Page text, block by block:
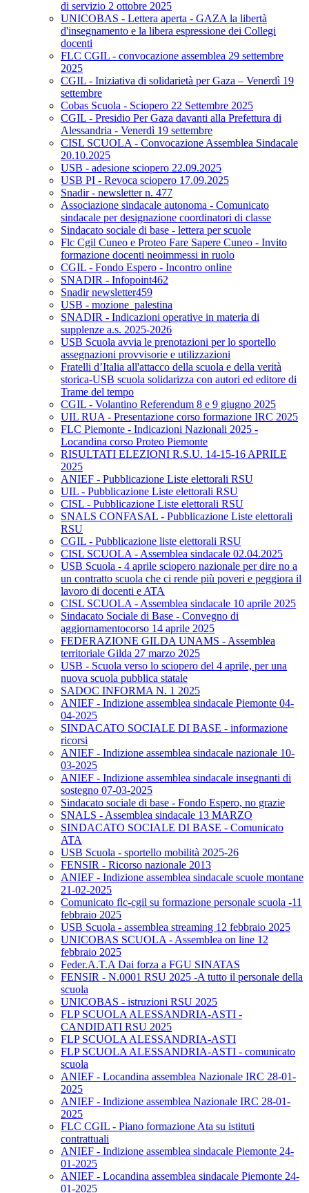
di servizio 2 ottobre 2025
UNICOBAS - Lettera aperta - GAZA la libertà
d'insegnamento e la libera espressione dei Collegi
docenti
FLC CGIL - convocazione assemblea 29 settembre
2025
CGIL - Iniziativa di solidarietà per Gaza – Venerdì 19
settembre
Cobas Scuola - Sciopero 22 Settembre 2025
CGIL - Presidio Per Gaza davanti alla Prefettura di
Alessandria - Venerdì 19 settembre
CISL SCUOLA - Convocazione Assemblea Sindacale
20.10.2025
USB - adesione sciopero 22.09.2025
USB PI - Revoca sciopero 17.09.2025
Snadir - newsletter n. 477
Associazione sindacale autonoma - Comunicato
sindacale per designazione coordinatori di classe
Sindacato sociale di base - lettera per scuole
Flc Cgil Cuneo e Proteo Fare Sapere Cuneo - Invito
formazione docenti neoimmessi in ruolo
CGIL - Fondo Espero - Incontro online
SNADIR - Infopoint462
Snadir newsletter459
USB - mozione_palestina
SNADIR - Indicazioni operative in materia di
supplenze a.s. 2025-2026
USB Scuola avvia le prenotazioni per lo sportello
assegnazioni provvisorie e utilizzazioni
Fratelli d’Italia all'attacco della scuola e della verità
storica-USB scuola solidarizza con autori ed editore di
Trame del tempo
CGIL - Volantino Referendum 8 e 9 giugno 2025
UIL RUA - Presentazione corso formazione IRC 2025
FLC Piemonte - Indicazioni Nazionali 2025 -
Locandina corso Proteo Piemonte
RISULTATI ELEZIONI R.S.U. 14-15-16 APRILE
2025
ANIEF - Pubblicazione Liste elettorali RSU
UIL - Pubblicazione Liste elettorali RSU
CISL - Pubblicazione Liste elettorali RSU
SNALS CONFASAL - Pubblicazione Liste elettorali
RSU
CGIL - Pubblicazione liste elettorali RSU
CISL SCUOLA - Assemblea sindacale 02.04.2025
USB Scuola - 4 aprile sciopero nazionale per dire no a
un contratto scuola che ci rende più poveri e peggiora il
lavoro di docenti e ATA
CISL SCUOLA - Assemblea sindacale 10 aprile 2025
Sindacato Sociale di Base - Convegno di
aggiornamentocorso 14 aprile 2025
FEDERAZIONE GILDA UNAMS - Assemblea
territoriale Gilda 27 marzo 2025
USB - Scuola verso lo sciopero del 4 aprile, per una
nuova scuola pubblica statale
SADOC INFORMA N. 1 2025
ANIEF - Indizione assemblea sindacale Piemonte 04-
04-2025
SINDACATO SOCIALE DI BASE - informazione
ricorsi
ANIEF - Indizione assemblea sindacale nazionale 10-
03-2025
ANIEF - Indizione assemblea sindacale insegnanti di
sostegno 07-03-2025
Sindacato sociale di base - Fondo Espero, no grazie
SNALS - Assemblea sindacale 13 MARZO
SINDACATO SOCIALE DI BASE - Comunicato
ATA
USB Scuola - sportello mobilità 2025-26
FENSIR - Ricorso nazionale 2013
ANIEF - Indizione assemblea sindacale scuole montane
21-02-2025
Comunicato flc-cgil su formazione personale scuola -11
febbraio 2025
USB Scuola - assemblea streaming 12 febbraio 2025
UNICOBAS SCUOLA - Assemblea on line 12
febbraio 2025
Feder.A.T.A Dai forza a FGU SINATAS
FENSIR - N.0001 RSU 2025 -A tutto il personale della
scuola
UNICOBAS - istruzioni RSU 2025
FLP SCUOLA ALESSANDRIA-ASTI -
CANDIDATI RSU 2025
FLP SCUOLA ALESSANDRIA-ASTI
FLP SCUOLA ALESSANDRIA-ASTI - comunicato
scuola
ANIEF - Locandina assemblea Nazionale IRC 28-01-
2025
ANIEF - Indizione assemblea Nazionale IRC 28-01-
2025
FLC CGIL - Piano formazione Ata su istituti
contrattuali
ANIEF - Indizione assemblea sindacale Piemonte 24-
01-2025
ANIEF - Locandina assemblea sindacale Piemonte 24-
01-2025